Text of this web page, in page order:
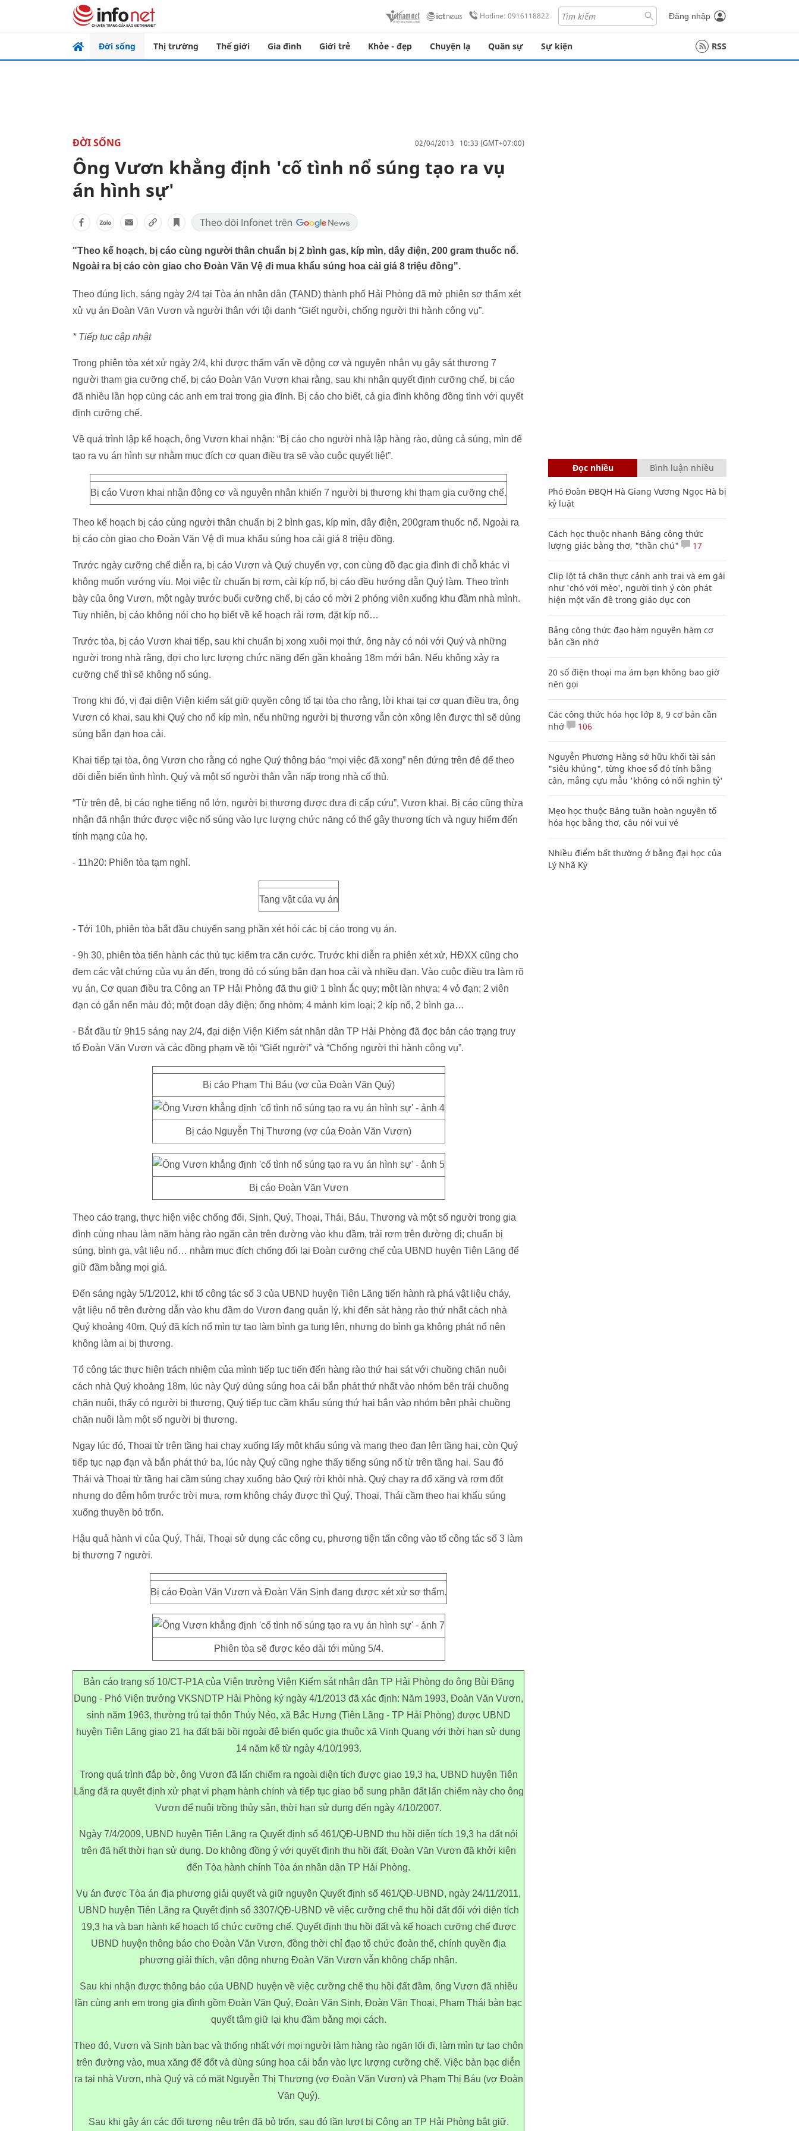
Hotline: 0916118822 Đăng nhập
Đời sống Thị trường Thế giới Gia đình Giới trẻ Khỏe - đẹp Chuyện lạ Quân sự Sự kiện RSS
ĐỜI SỐNG 02/04/2013 10:33 (GMT+07:00)
Ông Vươn khẳng định 'cố tình nổ súng tạo ra vụ
án hình sự'
"Theo kế hoạch, bị cáo cùng người thân chuẩn bị 2 bình gas, kíp mìn, dây điện, 200 gram thuốc nổ.
Ngoài ra bị cáo còn giao cho Đoàn Văn Vệ đi mua khẩu súng hoa cải giá 8 triệu đồng".
Theo đúng lịch, sáng ngày 2/4 tại Tòa án nhân dân (TAND) thành phố Hải Phòng đã mở phiên sơ thẩm xét
xử vụ án Đoàn Văn Vươn và người thân với tội danh “Giết người, chống người thi hành công vụ”.
* Tiếp tục cập nhật
Trong phiên tòa xét xử ngày 2/4, khi được thẩm vấn về động cơ và nguyên nhân vụ gây sát thương 7
người tham gia cưỡng chế, bị cáo Đoàn Văn Vươn khai rằng, sau khi nhận quyết định cưỡng chế, bị cáo
đã nhiều lần họp cùng các anh em trai trong gia đình. Bị cáo cho biết, cả gia đình không đồng tình với quyết
định cưỡng chế.
Về quá trình lập kế hoạch, ông Vươn khai nhận: “Bị cáo cho người nhà lập hàng rào, dùng cả súng, mìn để
tạo ra vụ án hình sự nhằm mục đích cơ quan điều tra sẽ vào cuộc quyết liệt”.
Bị cáo Vươn khai nhận động cơ và nguyên nhân khiến 7 người bị thương khi tham gia cưỡng chế.
Theo kế hoạch bị cáo cùng người thân chuẩn bị 2 bình gas, kíp mìn, dây điện, 200gram thuốc nổ. Ngoài ra
bị cáo còn giao cho Đoàn Văn Vệ đi mua khẩu súng hoa cải giá 8 triệu đồng.
Trước ngày cưỡng chế diễn ra, bị cáo Vươn và Quý chuyển vợ, con cùng đồ đạc gia đình đi chỗ khác vì
không muốn vướng víu. Mọi việc từ chuẩn bị rơm, cài kíp nổ, bị cáo đều hướng dẫn Quý làm. Theo trình
bày của ông Vươn, một ngày trước buổi cưỡng chế, bị cáo có mời 2 phóng viên xuống khu đầm nhà mình.
Tuy nhiên, bị cáo không nói cho họ biết về kế hoạch rải rơm, đặt kíp nổ…
Trước tòa, bị cáo Vươn khai tiếp, sau khi chuẩn bị xong xuôi mọi thứ, ông này có nói với Quý và những
người trong nhà rằng, đợi cho lực lượng chức năng đến gần khoảng 18m mới bắn. Nếu không xảy ra
cưỡng chế thì sẽ không nổ súng.
Trong khi đó, vị đại diện Viện kiểm sát giữ quyền công tố tại tòa cho rằng, lời khai tại cơ quan điều tra, ông
Vươn có khai, sau khi Quý cho nổ kíp mìn, nếu những người bị thương vẫn còn xông lên được thì sẽ dùng
súng bắn đạn hoa cải.
Khai tiếp tại tòa, ông Vươn cho rằng có nghe Quý thông báo “mọi việc đã xong” nên đứng trên đê để theo
dõi diễn biến tình hình. Quý và một số người thân vẫn nấp trong nhà cố thủ.
“Từ trên đê, bị cáo nghe tiếng nổ lớn, người bị thương được đưa đi cấp cứu”, Vươn khai. Bị cáo cũng thừa
nhận đã nhận thức được việc nổ súng vào lực lượng chức năng có thể gây thương tích và nguy hiểm đến
tính mạng của họ.
- 11h20: Phiên tòa tạm nghỉ.
Tang vật của vụ án
- Tới 10h, phiên tòa bắt đầu chuyển sang phần xét hỏi các bị cáo trong vụ án.
- 9h 30, phiên tòa tiến hành các thủ tục kiểm tra căn cước. Trước khi diễn ra phiên xét xử, HĐXX cũng cho
đem các vật chứng của vụ án đến, trong đó có súng bắn đạn hoa cải và nhiều đạn. Vào cuộc điều tra làm rõ
vụ án, Cơ quan điều tra Công an TP Hải Phòng đã thu giữ 1 bình ắc quy; một làn nhựa; 4 vỏ đạn; 2 viên
đạn có gắn nến màu đỏ; một đoạn dây điện; ống nhòm; 4 mảnh kim loại; 2 kíp nổ, 2 bình ga…
- Bắt đầu từ 9h15 sáng nay 2/4, đại diện Viện Kiểm sát nhân dân TP Hải Phòng đã đọc bản cáo trạng truy
tố Đoàn Văn Vươn và các đồng phạm về tội “Giết người” và “Chống người thi hành công vụ”.
Bị cáo Phạm Thị Báu (vợ của Đoàn Văn Quý)
Bị cáo Nguyễn Thị Thương (vợ của Đoàn Văn Vươn)
Bị cáo Đoàn Văn Vươn
Theo cáo trạng, thực hiện việc chống đối, Sịnh, Quý, Thoại, Thái, Báu, Thương và một số người trong gia
đình cùng nhau làm năm hàng rào ngăn cản trên đường vào khu đầm, trải rơm trên đường đi; chuẩn bị
súng, bình ga, vật liệu nổ… nhằm mục đích chống đối lại Đoàn cưỡng chế của UBND huyện Tiên Lãng để
giữ đầm bằng mọi giá.
Đến sáng ngày 5/1/2012, khi tổ công tác số 3 của UBND huyện Tiên Lãng tiến hành rà phá vật liệu cháy,
vật liệu nổ trên đường dẫn vào khu đầm do Vươn đang quản lý, khi đến sát hàng rào thứ nhất cách nhà
Quý khoảng 40m, Quý đã kích nổ mìn tự tạo làm bình ga tung lên, nhưng do bình ga không phát nổ nên
không làm ai bị thương.
Tổ công tác thực hiện trách nhiệm của mình tiếp tục tiến đến hàng rào thứ hai sát với chuồng chăn nuôi
cách nhà Quý khoảng 18m, lúc này Quý dùng súng hoa cải bắn phát thứ nhất vào nhóm bên trái chuồng
chăn nuôi, thấy có người bị thương, Quý tiếp tục cầm khẩu súng thứ hai bắn vào nhóm bên phải chuồng
chăn nuôi làm một số người bị thương.
Ngay lúc đó, Thoại từ trên tầng hai chạy xuống lấy một khẩu súng và mang theo đạn lên tầng hai, còn Quý
tiếp tục nạp đạn và bắn phát thứ ba, lúc này Quý cũng nghe thấy tiếng súng nổ từ trên tầng hai. Sau đó
Thái và Thoại từ tầng hai cầm súng chạy xuống bảo Quý rời khỏi nhà. Quý chạy ra đổ xăng và rơm đốt
nhưng do đêm hôm trước trời mưa, rơm không cháy được thì Quý, Thoại, Thái cầm theo hai khẩu súng
xuống thuyền bỏ trốn.
Hậu quả hành vi của Quý, Thái, Thoại sử dụng các công cụ, phương tiện tấn công vào tổ công tác số 3 làm
bị thương 7 người.
Bị cáo Đoàn Văn Vươn và Đoàn Văn Sịnh đang được xét xử sơ thẩm.
Phiên tòa sẽ được kéo dài tới mùng 5/4.
Bản cáo trạng số 10/CT-P1A của Viện trưởng Viện Kiểm sát nhân dân TP Hải Phòng do ông Bùi Đăng
Dung - Phó Viện trưởng VKSNDTP Hải Phòng ký ngày 4/1/2013 đã xác định: Năm 1993, Đoàn Văn Vươn,
sinh năm 1963, thường trú tại thôn Thúy Nẻo, xã Bắc Hưng (Tiên Lãng - TP Hải Phòng) được UBND
huyện Tiên Lãng giao 21 ha đất bãi bồi ngoài đê biển quốc gia thuộc xã Vinh Quang với thời hạn sử dụng
14 năm kể từ ngày 4/10/1993.
Trong quá trình đắp bờ, ông Vươn đã lấn chiếm ra ngoài diện tích được giao 19,3 ha, UBND huyện Tiên
Lãng đã ra quyết định xử phạt vi phạm hành chính và tiếp tục giao bổ sung phần đất lấn chiếm này cho ông
Vươn để nuôi trồng thủy sản, thời hạn sử dụng đến ngày 4/10/2007.
Ngày 7/4/2009, UBND huyện Tiên Lãng ra Quyết định số 461/QĐ-UBND thu hồi diện tích 19,3 ha đất nói
trên đã hết thời hạn sử dụng. Do không đồng ý với quyết định thu hồi đất, Đoàn Văn Vươn đã khởi kiện
đến Tòa hành chính Tòa án nhân dân TP Hải Phòng.
Vụ án được Tòa án địa phương giải quyết và giữ nguyên Quyết định số 461/QĐ-UBND, ngày 24/11/2011,
UBND huyện Tiên Lãng ra Quyết định số 3307/QĐ-UBND về việc cưỡng chế thu hồi đất đối với diện tích
19,3 ha và ban hành kế hoạch tổ chức cưỡng chế. Quyết định thu hồi đất và kế hoạch cưỡng chế được
UBND huyện thông báo cho Đoàn Văn Vươn, đồng thời chỉ đạo tổ chức đoàn thể, chính quyền địa
phương giải thích, vận động nhưng Đoàn Văn Vươn vẫn không chấp nhận.
Sau khi nhận được thông báo của UBND huyện về việc cưỡng chế thu hồi đất đầm, ông Vươn đã nhiều
lần cùng anh em trong gia đình gồm Đoàn Văn Quý, Đoàn Văn Sịnh, Đoàn Văn Thoại, Phạm Thái bàn bạc
quyết tâm giữ lại khu đầm bằng mọi cách.
Theo đó, Vươn và Sịnh bàn bạc và thống nhất với mọi người làm hàng rào ngăn lối đi, làm mìn tự tạo chôn
trên đường vào, mua xăng để đốt và dùng súng hoa cải bắn vào lực lượng cưỡng chế. Việc bàn bạc diễn
ra tại nhà Vươn, nhà Quý và có mặt Nguyễn Thị Thương (vợ Đoàn Văn Vươn) và Phạm Thị Báu (vợ Đoàn
Văn Quý).
Sau khi gây án các đối tượng nêu trên đã bỏ trốn, sau đó lần lượt bị Công an TP Hải Phòng bắt giữ.
Đọc nhiều Bình luận nhiều
Phó Đoàn ĐBQH Hà Giang Vương Ngọc Hà bị
kỷ luật
Cách học thuộc nhanh Bảng công thức
lượng giác bằng thơ, "thần chú"
17
Clip lột tả chân thực cảnh anh trai và em gái
như 'chó với mèo', người tinh ý còn phát
hiện một vấn đề trong giáo dục con
Bảng công thức đạo hàm nguyên hàm cơ
bản cần nhớ
20 số điện thoại ma ám bạn không bao giờ
nên gọi
Các công thức hóa học lớp 8, 9 cơ bản cần
nhớ
106
Nguyễn Phương Hằng sở hữu khối tài sản
"siêu khủng", từng khoe sổ đỏ tính bằng
cân, mắng cựu mẫu 'không có nổi nghìn tỷ'
Mẹo học thuộc Bảng tuần hoàn nguyên tố
hóa học bằng thơ, câu nói vui vẻ
Nhiều điểm bất thường ở bằng đại học của
Lý Nhã Kỳ